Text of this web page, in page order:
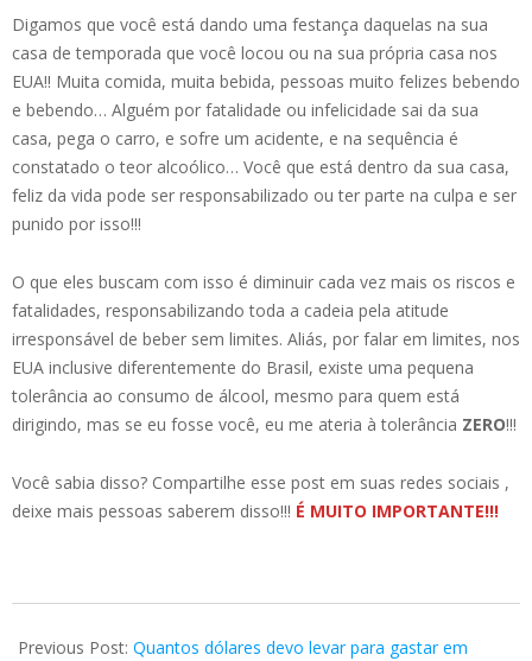
Digamos que você está dando uma festança daquelas na sua
casa de temporada que você locou ou na sua própria casa nos
EUA!! Muita comida, muita bebida, pessoas muito felizes bebendo
e bebendo… Alguém por fatalidade ou infelicidade sai da sua
casa, pega o carro, e sofre um acidente, e na sequência é
constatado o teor alcoólico… Você que está dentro da sua casa,
feliz da vida pode ser responsabilizado ou ter parte na culpa e ser
punido por isso!!!
O que eles buscam com isso é diminuir cada vez mais os riscos e
fatalidades, responsabilizando toda a cadeia pela atitude
irresponsável de beber sem limites. Aliás, por falar em limites, nos
EUA inclusive diferentemente do Brasil, existe uma pequena
tolerância ao consumo de álcool, mesmo para quem está
dirigindo, mas se eu fosse você, eu me ateria à tolerância ZERO!!!
Você sabia disso? Compartilhe esse post em suas redes sociais ,
deixe mais pessoas saberem disso!!! É MUITO IMPORTANTE!!!
01-
Previous Post: Quantos dólares devo levar para gastar em